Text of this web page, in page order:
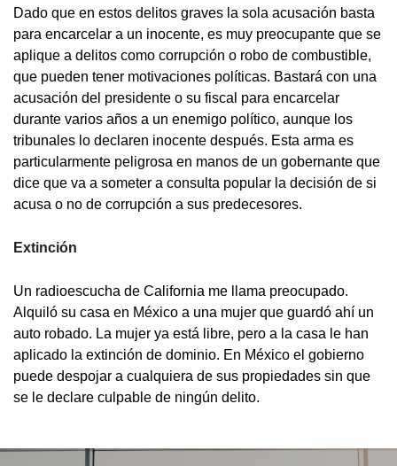
Dado que en estos delitos graves la sola acusación basta
para encarcelar a un inocente, es muy preocupante que se
aplique a delitos como corrupción o robo de combustible,
que pueden tener motivaciones políticas. Bastará con una
acusación del presidente o su fiscal para encarcelar
durante varios años a un enemigo político, aunque los
tribunales lo declaren inocente después. Esta arma es
particularmente peligrosa en manos de un gobernante que
dice que va a someter a consulta popular la decisión de si
acusa o no de corrupción a sus predecesores.
Extinción
Un radioescucha de California me llama preocupado.
Alquiló su casa en México a una mujer que guardó ahí un
auto robado. La mujer ya está libre, pero a la casa le han
aplicado la extinción de dominio. En México el gobierno
puede despojar a cualquiera de sus propiedades sin que
se le declare culpable de ningún delito.